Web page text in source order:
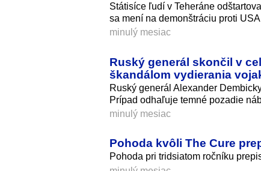
Státisíce ľudí v Teheráne
sa mení na demonštráciu proti
minulý mesiac
Ruský generál skončil v
škandálom vydierania
Ruský generál Alexander
Prípad odhaľuje temné pozadie
minulý mesiac
Pohoda kvôli The Cure
Pohoda pri tridsiatom ročníku